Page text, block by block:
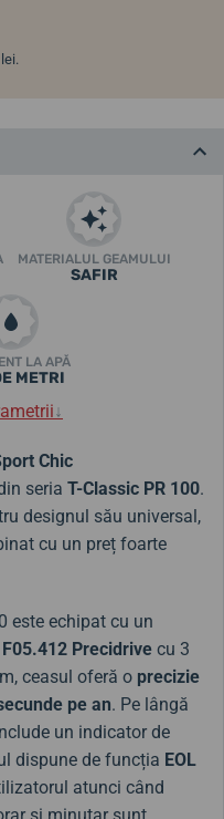
MATERIALUL GEAMULUI
SAFIR
LA APĂ
METRI
↓
Chic
seria T-Classic PR 100.
designul său universal,
cu un preț foarte
este echipat cu un
F05.412 Precidrive cu 3
ceasul oferă o precizie
pe an. Pe lângă
un indicator de
dispune de funcția EOL
atunci când